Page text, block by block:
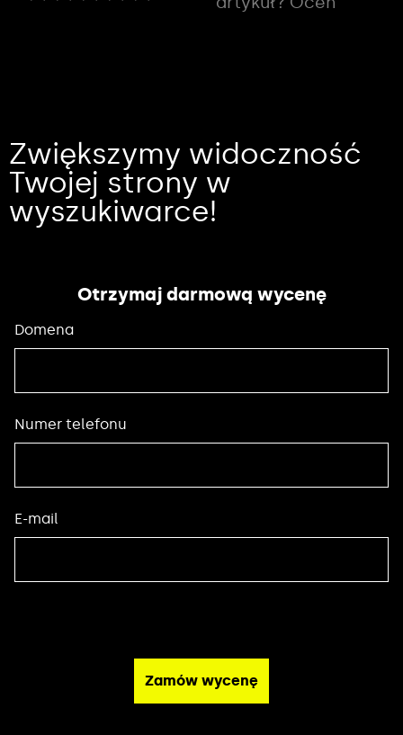
Zwiększymy widoczność
Twojej strony w
wyszukiwarce!
Otrzymaj darmową wycenę
Domena
Numer telefonu
E-mail